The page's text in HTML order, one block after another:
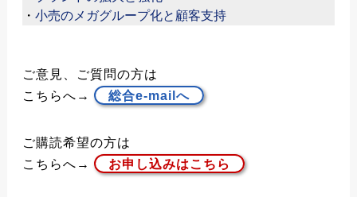
・ 小売のメガグループ化と顧客支持
ご意見、ご質問の方は
こちらへ→
総合e-mailへ
ご購読希望の方は
こちらへ→
お申し込みはこちら